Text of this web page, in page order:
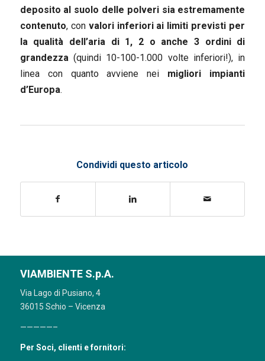
deposito al suolo delle polveri sia estremamente
contenuto, con valori inferiori ai limiti previsti per
la qualità dell’aria di 1, 2 o anche 3 ordini di
grandezza(quindi 10-100-1.000 volte inferiori!), in
linea con quanto avviene nei migliori impianti
d’Europa.
Condividi questo articolo
VIAMBIENTE S.p.A.
Via Lago di Pusiano, 4
36015 Schio – Vicenza
—————–
Per Soci, clienti e fornitori: